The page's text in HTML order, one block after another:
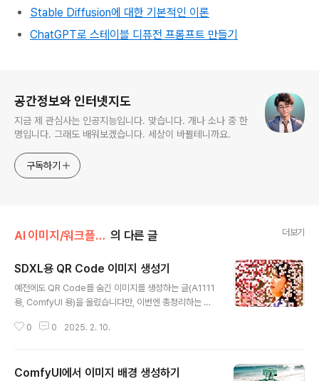
Stable Diffusion에 대한 기본적인 이론
ChatGPT로 스테이블 디퓨전 프롬프트 만들기
공간정보와 인터넷지도
지금 제 관심사는 인공지능입니다. 맞습니다. 개나 소나 중 한
명입니다. 그래도 배워보겠습니다. 세상이 바뀔테니까요.
구독하기
AI 이미지/워크플로 따라하기 의 다른 글 더보기
SDXL용 QR Code 이미지 생성기
예전에도 QR Code를 숨긴 이미지를 생성하는 글(A1111
용, ComfyUI 용)을 올렸습니다만, 이번엔 총정리하는 느
니다.소프트웨어따라하기Lumina 2.0, Flux.1 Dev, SDX
니다. ComfyUI가 처음이시라면, 설치 및 기본 사용방법
0 0 2025. 2. 10.
ComfyUI에서 이미지 배경 생성하기